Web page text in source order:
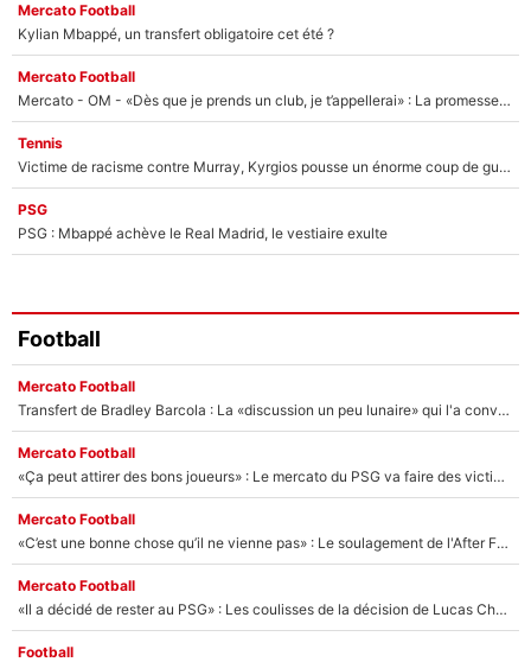
Mercato Football
Kylian Mbappé, un transfert obligatoire cet été ?
Mercato Football
Mercato - OM - «Dès que je prends un club, je t’appellerai» : La promesse de Marcelino au moment de claquer la porte
Tennis
Victime de racisme contre Murray, Kyrgios pousse un énorme coup de gueule !
PSG
PSG : Mbappé achève le Real Madrid, le vestiaire exulte
Football
Mercato Football
Transfert de Bradley Barcola : La «discussion un peu lunaire» qui l'a convaincu de quitter le PSG, son entourage est pointé du doigt
Mercato Football
«Ça peut attirer des bons joueurs» : Le mercato du PSG va faire des victimes dans l'effectif de Luis Enrique ?
Mercato Football
«C’est une bonne chose qu’il ne vienne pas» : Le soulagement de l'After Foot après le transfert avorté de Yan Diomandé au PSG
Mercato Football
«Il a décidé de rester au PSG» : Les coulisses de la décision de Lucas Chevalier pour son transfert
Football